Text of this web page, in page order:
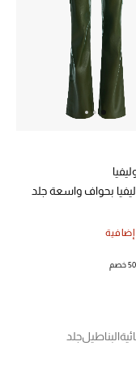
بحواف واسعة جلد
خصم
البناطيلجلد